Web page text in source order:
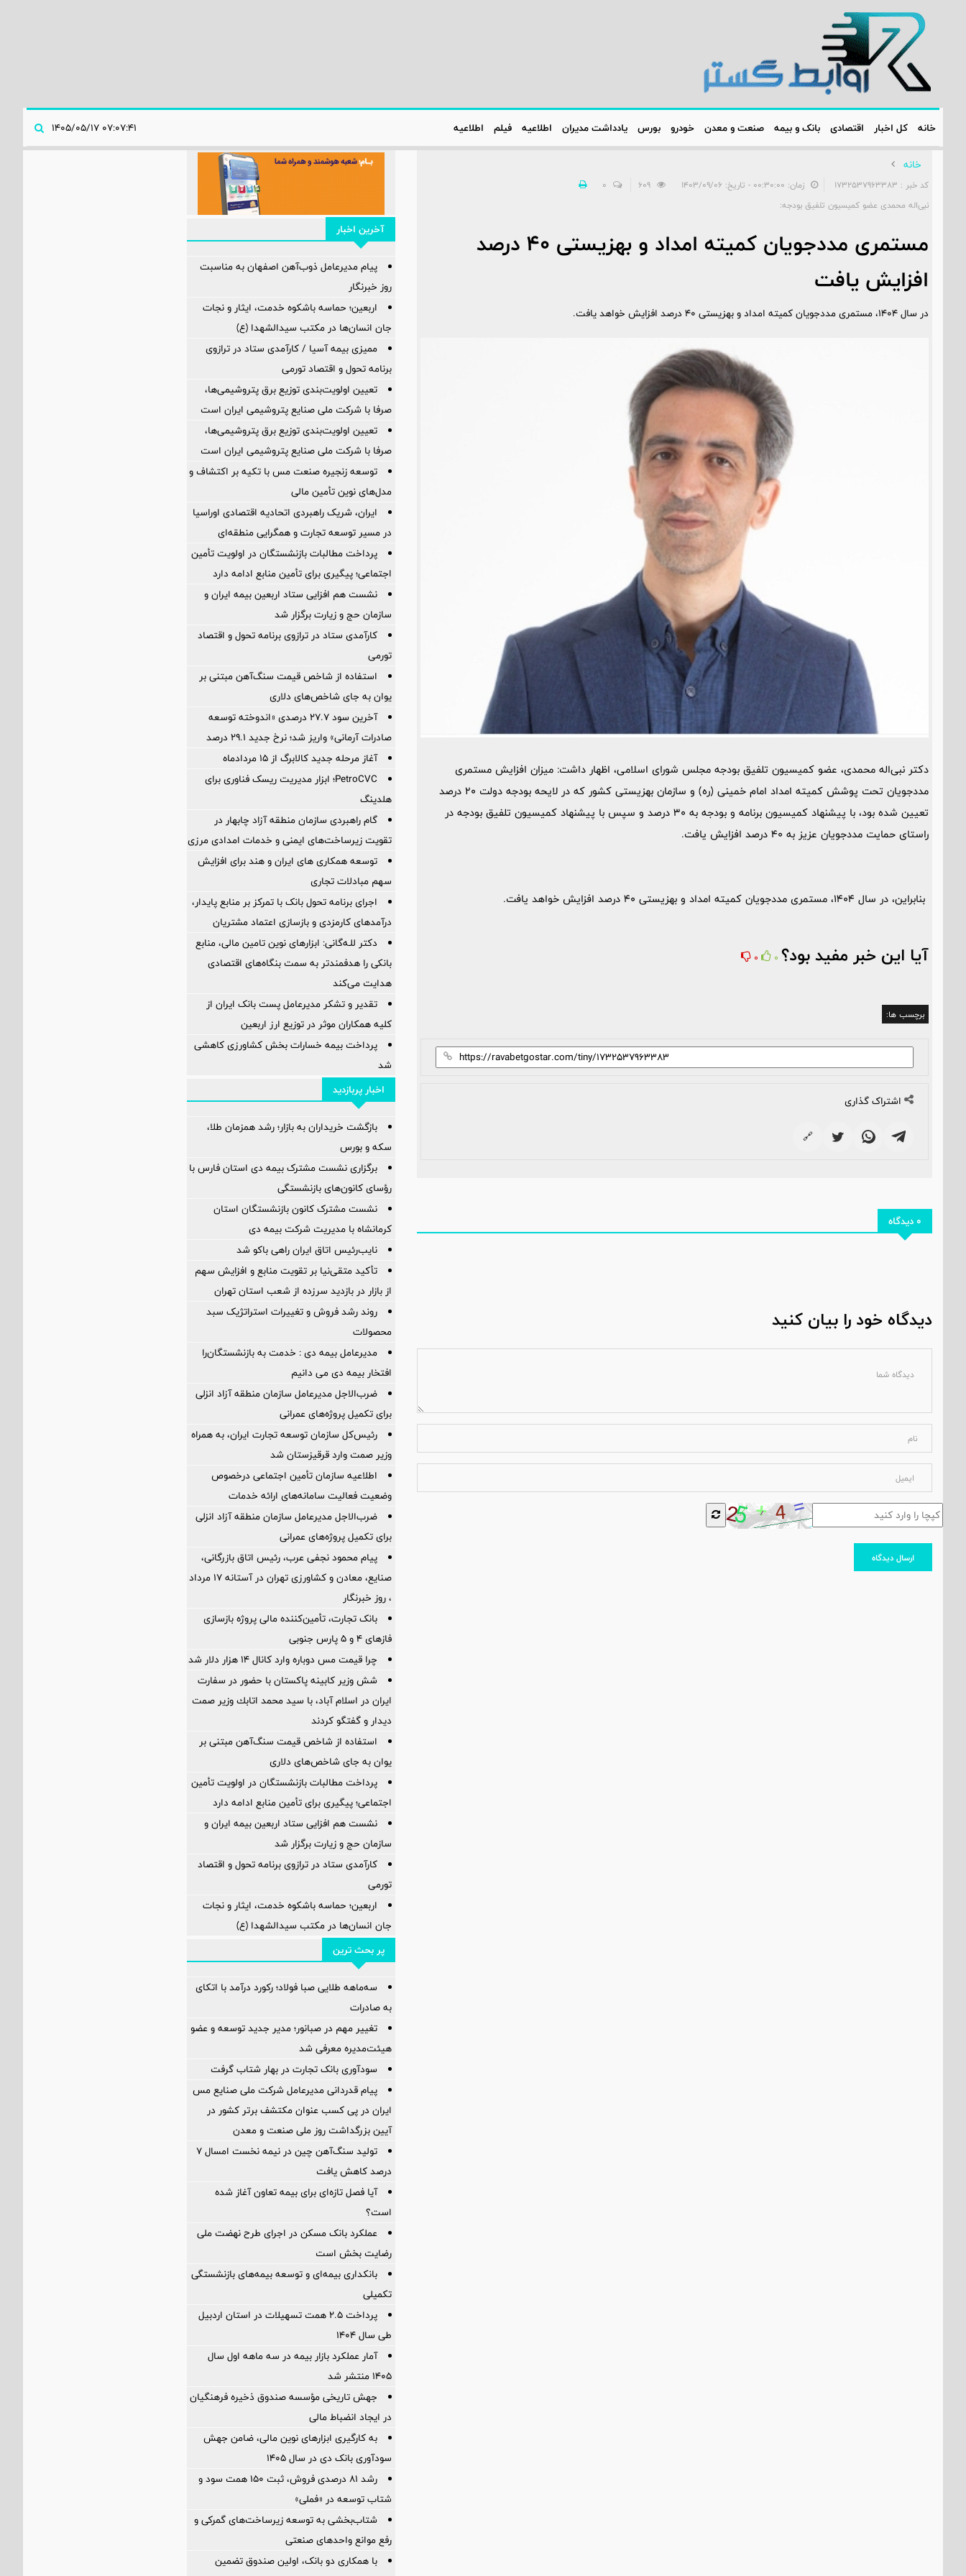
خانه کل اخبار اقتصادی بانک و بیمه صنعت و معدن خودرو بورس یادداشت مدیران اطلاعیه‌ فیلم اطلاعیه‌
خانه
کد خبر : 1732537963383 زمان: ۰۰:۳۰:۰۰ - تاریخ: ۱۴۰۳/۰۹/۰۶
0
نبی‌اله محمدی عضو کمیسیون تلفیق بودجه:
مستمری مددجویان کمیته امداد و بهزیستی ۴۰ درصد
افزایش یافت
در سال ۱۴۰۴، مستمری مددجویان کمیته امداد و بهزیستی ۴۰ درصد افزایش خواهد یافت.
دکتر نبی‌اله محمدی، عضو کمیسیون تلفیق بودجه مجلس شورای اسلامی، اظهار داشت: میزان افزایش مستمری
مددجویان تحت پوشش کمیته امداد امام خمینی (ره) و سازمان بهزیستی کشور که در لایحه بودجه دولت 20 درصد
تعیین شده بود، با پیشنهاد کمیسیون برنامه و بودجه به 30 درصد و سپس با پیشنهاد کمیسیون تلفیق بودجه در
راستای حمایت مددجویان عزیز به 40 درصد افزایش یافت.
بنابراین، در سال 1404، مستمری مددجویان کمیته امداد و بهزیستی 40 درصد افزایش خواهد یافت.
آیا این خبر مفید بود؟ 0
0
برچسب ها:
اشتراک گذاری
🔗
0 دیدگاه
دیدگاه خود را بیان کنید
ارسال دیدگاه
آخرین اخبار
پیام مدیرعامل ذوب‌آهن اصفهان به مناسبت
روز خبرنگار
اربعین؛ حماسه باشکوه خدمت، ایثار و نجات
جان انسان‌ها در مکتب سیدالشهدا (ع)
ممیزی بیمه آسیا / کارآمدی ستاد در ترازوی
برنامه تحول و اقتصاد تورمی
تعیین اولویت‌بندی توزیع برق پتروشیمی‌ها،
صرفا با شرکت ملی صنایع پتروشیمی ایران است
تعیین اولویت‌بندی توزیع برق پتروشیمی‌ها،
صرفا با شرکت ملی صنایع پتروشیمی ایران است
توسعه زنجیره صنعت مس با تکیه بر اکتشاف و
مدل‌های نوین تأمین مالی
ایران، شریک راهبردی اتحادیه اقتصادی اوراسیا
در مسیر توسعه تجارت و همگرایی منطقه‌ای
پرداخت مطالبات بازنشستگان در اولویت تأمین
اجتماعی؛ پیگیری برای تأمین منابع ادامه دارد
نشست هم افزایی ستاد اربعین بیمه ایران و
سازمان حج و زیارت برگزار شد
کارآمدی ستاد در ترازوی برنامه تحول و اقتصاد
تورمی
استفاده از شاخص قیمت سنگ‌آهن مبتنی بر
یوان به جای شاخص‌های دلاری
آخرین سود ۲۷.۷ درصدی «اندوخته توسعه
صادرات آرمانی» واریز شد؛ نرخ جدید ۲۹.۱ درصد
آغاز مرحله جدید کالابرگ از ۱۵ مردادماه
PetroCVC؛ ابزار مدیریت ریسک فناوری برای
هلدینگ
گام راهبردی سازمان منطقه آزاد چابهار در
تقویت زیرساخت‌های ایمنی و خدمات امدادی مرزی
توسعه همکاری های ایران و هند برای افزایش
سهم مبادلات تجاری
اجرای برنامه تحول بانک با تمرکز بر منابع پایدار،
درآمدهای کارمزدی و بازسازی اعتماد مشتریان
دکتر للـه‌گانی: ابزارهای نوین تامین مالی، منابع
بانکی را هدفمندتر به سمت بنگاه‌های اقتصادی
هدایت می‌کند
تقدیر و تشکر مدیرعامل پست بانک ایران از
کلیه همکاران موثر در توزیع ارز اربعین
پرداخت بیمه خسارات بخش کشاورزی کاهشی
شد
اخبار پربازدید
بازگشت خریداران به بازار؛ رشد همزمان طلا،
سکه و بورس
برگزاری نشست مشترک بیمه دی استان فارس با
رؤسای کانون‌های بازنشستگی
نشست مشترک کانون بازنشستگان استان
کرمانشاه با مدیریت شرکت بیمه دی
نایب‌رئیس اتاق ایران راهی باکو شد
تأکید متقی‌نیا بر تقویت منابع و افزایش سهم
از بازار در بازدید سرزده از شعب استان تهران
روند رشد فروش و تغییرات استراتژیک سبد
محصولات
مدیرعامل بیمه دی : خدمت به بازنشستگان‌را
افتخار بیمه دی می دانیم
ضرب‌الاجل مدیرعامل سازمان منطقه آزاد انزلی
برای تكمیل پروژه‌های عمرانی
رئیس‌کل سازمان توسعه تجارت ایران، به همراه
وزیر صمت وارد قرقیزستان شد
اطلاعیه سازمان تأمین اجتماعی درخصوص
وضعیت فعالیت سامانه‌های ارائه خدمات
ضرب‌الاجل مدیرعامل سازمان منطقه آزاد انزلی
برای تكمیل پروژه‌های عمرانی
پیام محمود نجفی عرب، رئیس اتاق بازرگانی،
صنایع، معادن و کشاورزی تهران در آستانه 17 مرداد
، روز خبرنگار
بانک تجارت، تأمین‌کننده مالی پروژه بازسازی
فازهای ۴ و ۵ پارس جنوبی
چرا قیمت مس دوباره وارد کانال ۱۴ هزار دلار شد
شش وزیر کابینه پاکستان با حضور در سفارت
ایران در اسلام آباد، با سيد محمد اتابك وزير صمت
ديدار و گفتگو كردند
استفاده از شاخص قیمت سنگ‌آهن مبتنی بر
یوان به جای شاخص‌های دلاری
پرداخت مطالبات بازنشستگان در اولویت تأمین
اجتماعی؛ پیگیری برای تأمین منابع ادامه دارد
نشست هم افزایی ستاد اربعین بیمه ایران و
سازمان حج و زیارت برگزار شد
کارآمدی ستاد در ترازوی برنامه تحول و اقتصاد
تورمی
اربعین؛ حماسه باشکوه خدمت، ایثار و نجات
جان انسان‌ها در مکتب سیدالشهدا (ع)
پر بحث ترین
سه‌ماهه طلایی صبا فولاد؛ رکورد درآمد با اتکای
به صادرات
تغییر مهم در صبانور؛ مدیر جدید توسعه و عضو
هیئت‌مدیره معرفی شد
سودآوری بانک تجارت در بهار شتاب گرفت
پیام قدردانی مدیرعامل شرکت ملی صنایع مس
ایران در پی کسب عنوان مکتشف برتر کشور در
آیین بزرگداشت روز ملی صنعت و معدن
تولید سنگ‌آهن چین در نیمه نخست امسال ۷
درصد کاهش یافت
آیا فصل تازه‌ای برای بیمه تعاون آغاز شده
است؟
عملکرد بانک مسکن در اجرای طرح نهضت ملی
رضایت بخش است
بانکداری بیمه‌ای و توسعه بیمه‌های بازنشستگی
تکمیلی
پرداخت ۲.۵ همت تسهیلات در استان اردبیل
طی سال ۱۴۰۴
آمار عملكرد بازار بیمه در سه ماهه اول سال
1405 منتشر شد
جهش تاریخی مؤسسه صندوق ذخیره فرهنگیان
در ایجاد انضباط مالی
به کارگیری ابزارهای نوین مالی، ضامن جهش
سودآوری بانک دی در سال ۱۴۰۵
رشد ۸۱ درصدی فروش، ثبت ۱۵۰ همت سود و
شتاب توسعه در «فملی»
شتاب‌بخشی به توسعه زیرساخت‌های گمركی و
رفع موانع واحدهای صنعتی
با همکاری دو بانک، اولین صندوق تضمین